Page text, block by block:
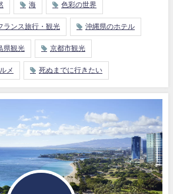
海 色彩の世界
ランス旅行・観光 沖縄県のホテル
県観光 京都市観光
メ 死ぬまでに行きたい